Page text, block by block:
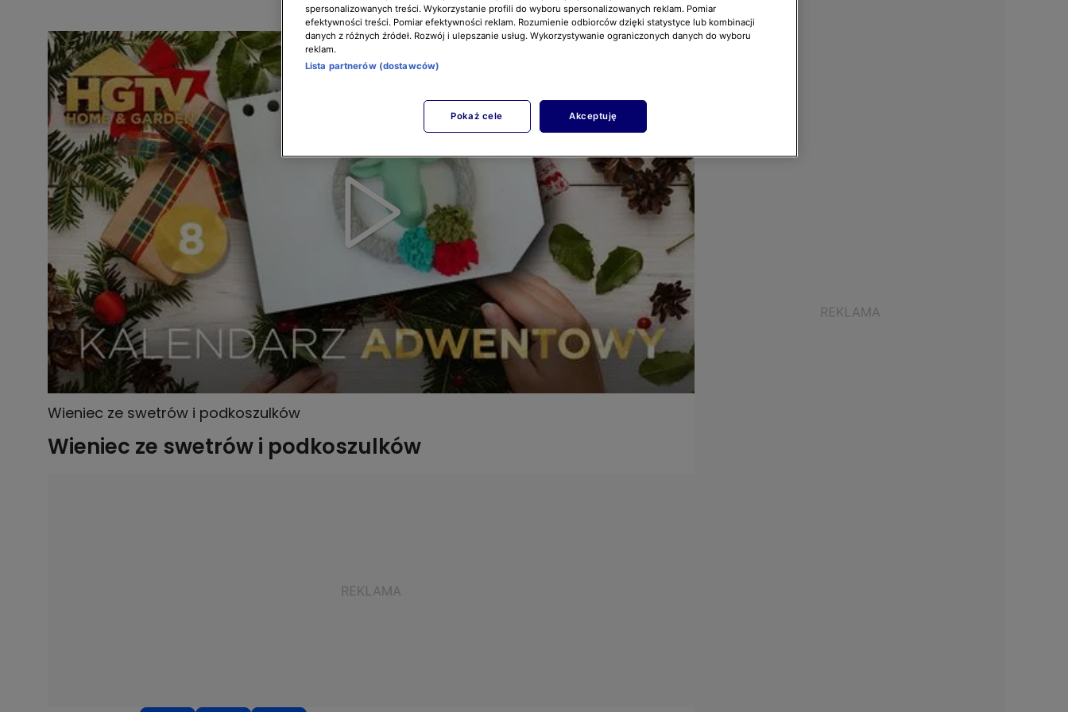
Wieniec ze swetrów i podkoszulków
Wieniec ze swetrów i podkoszulków
spersonalizowanych treści. Wykorzystanie profili do wyboru spersonalizowanych reklam. Pomiar
efektywności treści. Pomiar efektywności reklam. Rozumienie odbiorców dzięki statystyce lub kombinacji
danych z różnych źródeł. Rozwój i ulepszanie usług. Wykorzystywanie ograniczonych danych do wyboru
reklam.
Lista partnerów (dostawców)
Pokaż cele Akceptuję